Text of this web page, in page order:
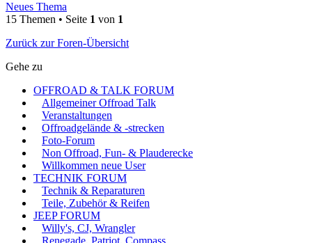
Neues Thema
15 Themen • Seite 1 von 1
Zurück zur Foren-Übersicht
Gehe zu
OFFROAD & TALK FORUM
Allgemeiner Offroad Talk
Veranstaltungen
Offroadgelände & -strecken
Foto-Forum
Non Offroad, Fun- & Plauderecke
Willkommen neue User
TECHNIK FORUM
Technik & Reparaturen
Teile, Zubehör & Reifen
JEEP FORUM
Willy's, CJ, Wrangler